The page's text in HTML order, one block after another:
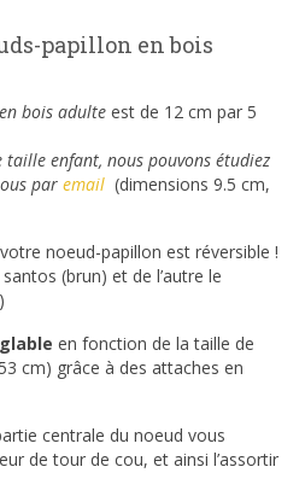
papillon en bois
bois adulte est de 12 cm par 5
taille enfant, nous pouvons étudiez
par email (dimensions 9.5 cm,
noeud-papillon est réversible !
(brun) et de l’autre le
en fonction de la taille de
cm) grâce à des attaches en
centrale du noeud vous
de tour de cou, et ainsi l’assortir